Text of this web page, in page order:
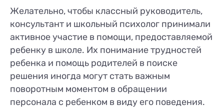
Желательно, чтобы классный руководитель,
консультант и школьный психолог принимали
активное участие в помощи, предоставляемой
ребенку в школе. Их понимание трудностей
ребенка и помощь родителей в поиске
решения иногда могут стать важным
поворотным моментом в обращении
персонала с ребенком в виду его поведения.